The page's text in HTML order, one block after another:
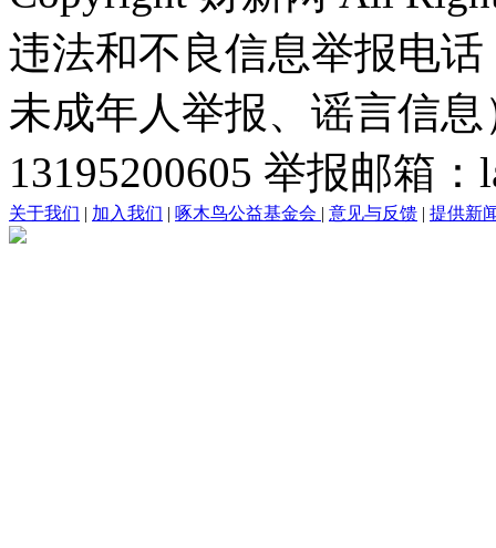
违法和不良信息举报电
未成年人举报、谣言信
13195200605 举报邮箱
关于我们 | 加入我们 | 啄木鸟公益基金会 | 意见与反馈 | 提供新